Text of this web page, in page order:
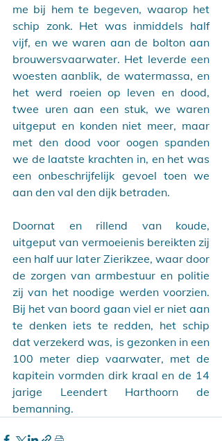
me bij hem te begeven, waarop het
schip zonk. Het was inmiddels half
vijf, en we waren aan de bolton aan
brouwersvaarwater. Het leverde een
woesten aanblik, de watermassa, en
het werd roeien op leven en dood,
twee uren aan een stuk, we waren
uitgeput en konden niet meer, maar
met den dood voor oogen spanden
we de laatste krachten in, en het was
een onbeschrijfelijk gevoel toen we
aan den val den dijk betraden.
Doornat en rillend van koude,
uitgeput van vermoeienis bereikten zij
een half uur later Zierikzee, waar door
de zorgen van armbestuur en politie
zij van het noodige werden voorzien.
Bij het van boord gaan viel er niet aan
te denken iets te redden, het schip
dat verzekerd was, is gezonken in een
100 meter diep vaarwater, met de
kapitein vormden dirk kraal en de 14
jarige Leendert Harthoorn de
bemanning.